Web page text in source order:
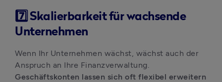
7️⃣ Skalierbarkeit für wachsende
Unternehmen
Wenn Ihr Unternehmen wächst, wächst auch der
Geschäftskonten lassen sich oft flexibel erweitern